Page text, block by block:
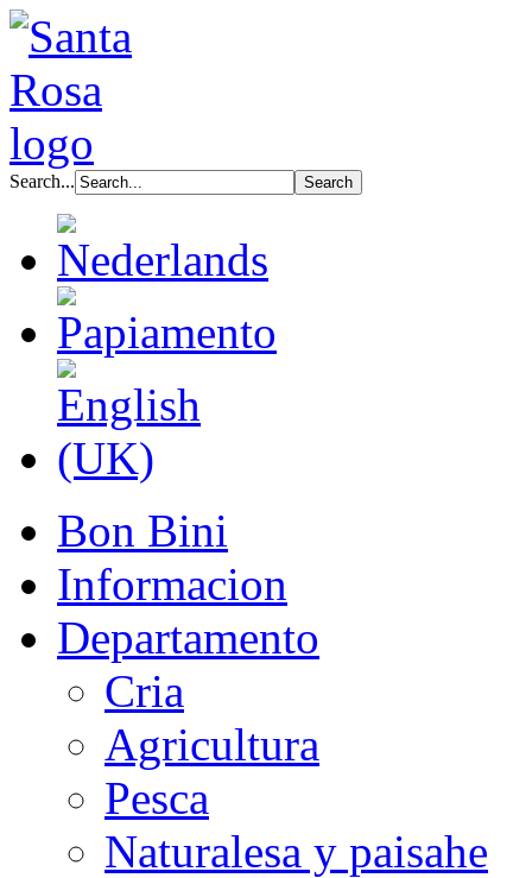
Search...
Bon Bini
Informacion
Departamento
Cria
Agricultura
Pesca
Naturalesa y paisahe